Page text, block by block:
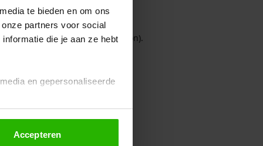
te bieden en om ons
partners voor social
die je aan ze hebt
en gepersonaliseerde
Accepteren
console for more information).